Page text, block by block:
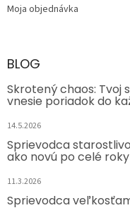
Moja objednávka
BLOG
Skrotený chaos: Tvoj
vnesie poriadok do
14.5.2026
Sprievodca
ako novú po celé roky
11.3.2026
Sprievodca